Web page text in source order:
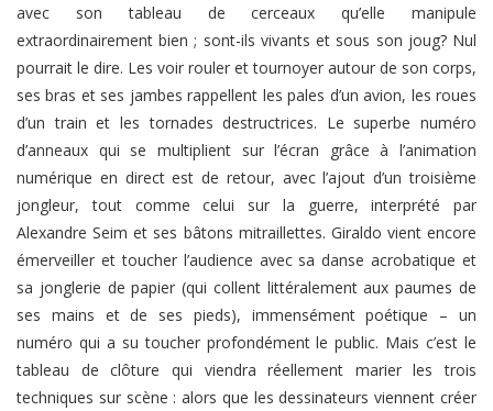
avec son tableau de cerceaux qu’elle manipule
extraordinairement bien ; sont-ils vivants et sous son joug? Nul
pourrait le dire. Les voir rouler et tournoyer autour de son corps,
ses bras et ses jambes rappellent les pales d’un avion, les roues
d’un train et les tornades destructrices. Le superbe numéro
d’anneaux qui se multiplient sur l’écran grâce à l’animation
numérique en direct est de retour, avec l’ajout d’un troisième
jongleur, tout comme celui sur la guerre, interprété par
Alexandre Seim et ses bâtons mitraillettes. Giraldo vient encore
émerveiller et toucher l’audience avec sa danse acrobatique et
sa jonglerie de papier (qui collent littéralement aux paumes de
ses mains et de ses pieds), immensément poétique – un
numéro qui a su toucher profondément le public. Mais c’est le
tableau de clôture qui viendra réellement marier les trois
techniques sur scène : alors que les dessinateurs viennent créer